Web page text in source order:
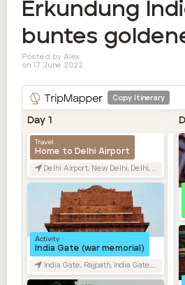
Erkundung
buntes
Posted by Alex
on 17 June 2022